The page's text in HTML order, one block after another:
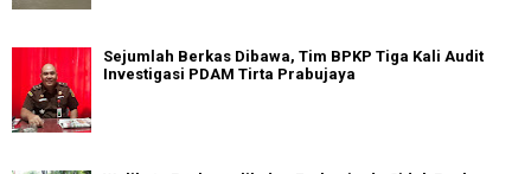
Sejumlah Berkas Dibawa, Tim BPKP Tiga Kali Audit
Investigasi PDAM Tirta Prabujaya